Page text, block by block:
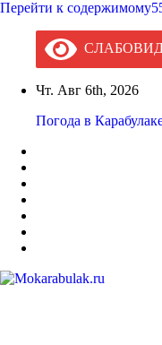
Перейти к
Чт. Авг 6th, 2026
Погода в